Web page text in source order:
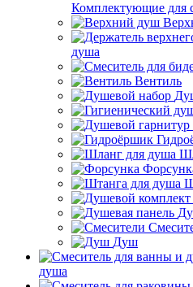
Комплектующие для
душа
Вентиль
Душ
душа